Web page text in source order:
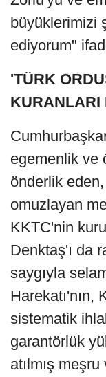
büyüklerimizi
ediyorum"
'TÜRK
KURANLARI
egemenlik ve
önderlik
omuzlayan
KKTC'nin
Denktaş'ı da
saygıyla
Harekatı'nın,
sistematik
garantörlük
atılmış